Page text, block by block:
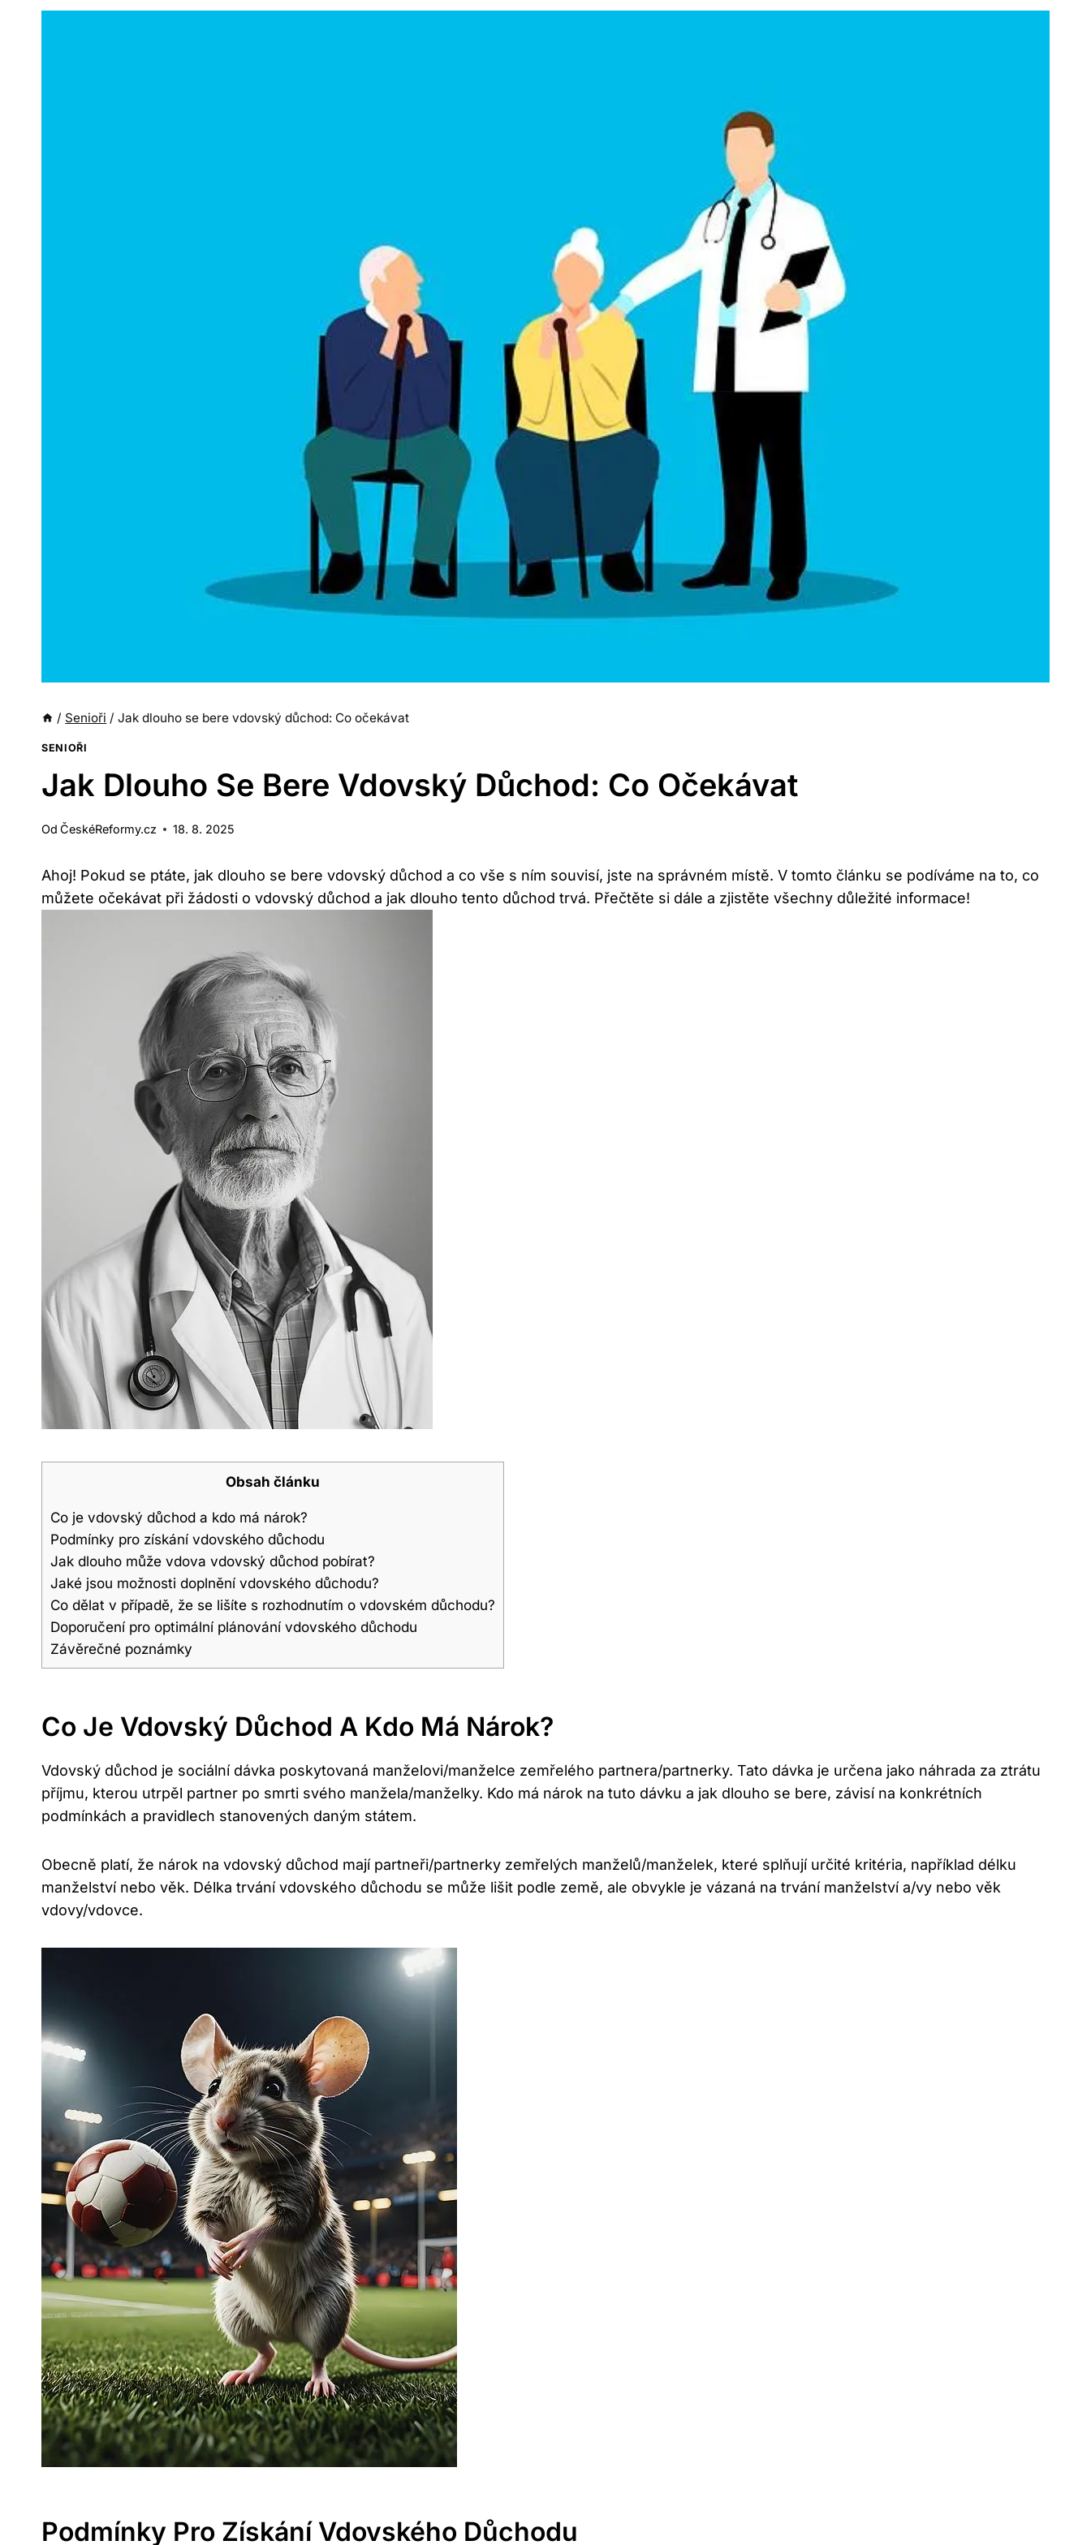
/ Senioři / Jak dlouho se bere vdovský důchod: Co očekávat
SENIOŘI
Jak Dlouho Se Bere Vdovský Důchod: Co Očekávat
Od ČeskéReformy.cz 18. 8. 2025
Ahoj! Pokud se ptáte,​ jak dlouho se bere vdovský důchod a co vše s ním souvisí, jste na správném místě. V‌ tomto ⁣článku se podíváme⁣ na to, co
můžete očekávat při žádosti o ⁤vdovský důchod‍ a jak dlouho tento⁤ důchod trvá. Přečtěte si‍ dále a zjistěte všechny důležité informace!
Obsah článku
Co je vdovský⁣ důchod ⁣a kdo má nárok?
Podmínky​ pro získání vdovského důchodu
Jak dlouho může vdova ‌vdovský důchod pobírat?
Jaké​ jsou možnosti ⁤doplnění vdovského důchodu?
Co‍ dělat‌ v případě, že se lišíte s rozhodnutím o vdovském důchodu?
Doporučení⁤ pro optimální plánování vdovského důchodu
Závěrečné poznámky
Co Je Vdovský⁣ Důchod ⁣a Kdo Má Nárok?
Vdovský důchod ⁤je sociální⁤ dávka poskytovaná manželovi/manželce zemřelého partnera/partnerky. Tato ⁣dávka⁤ je určena jako náhrada za ztrátu
příjmu, kterou utrpěl partner po smrti svého manžela/manželky. Kdo má nárok na tuto dávku a jak dlouho se bere, závisí na konkrétních
podmínkách a pravidlech stanovených daným státem.
Obecně platí, že nárok na ⁢vdovský důchod mají​ partneři/partnerky zemřelých manželů/manželek,‍ které splňují ​určité kritéria, například délku
manželství nebo věk. Délka trvání vdovského důchodu ‌se může lišit podle země, ale obvykle je vázaná na trvání manželství ​a/vy nebo věk
vdovy/vdovce.
Podmínky​ Pro Získání Vdovského Důchodu